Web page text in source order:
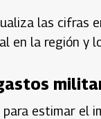
las cifras
en la región y
estimar el